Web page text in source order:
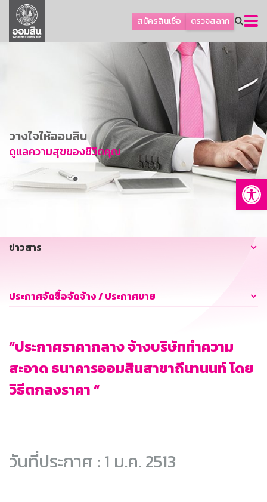
สมัครสินเชื่อ ตรวจสลาก
ลูกค้าธุรกิจ
ลูกค้าผู้ประกอบรายย่อย
การพัฒนาที่ยั่งยืน
ข่าวสาร
บริการทางการเงิน
อื่นๆ
วางใจให้ออมสิน
ดูแลความสุขของชีวิตคุณ
ข่าวสาร
ประกาศจัดซื้อจัดจ้าง / ประกาศขาย
“ประกาศราคากลาง จ้างบริษัททำความ
สะอาด ธนาคารออมสินสาขาถีนานนท์ โดย
วิธีตกลงราคา “
วันที่ประกาศ : 1 ม.ค. 2513